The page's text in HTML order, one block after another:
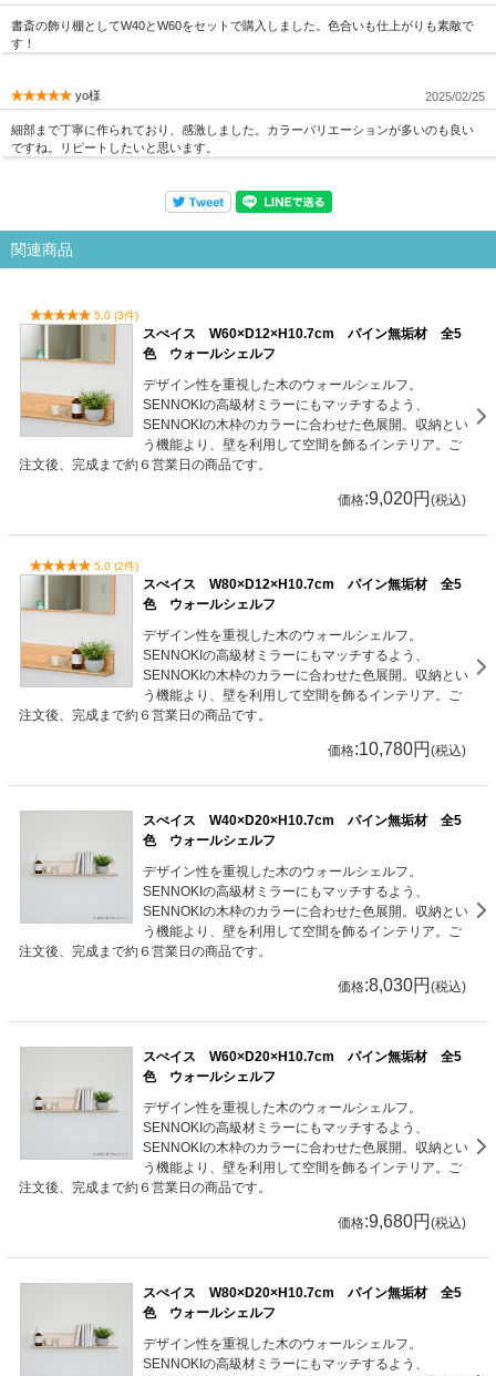
書斎の飾り棚としてW40とW60をセットで購入しました。色合いも仕上がりも素敵で
す！
yo様 2025/02/25
細部まで丁寧に作られており、感激しました。カラーバリエーションが多いのも良い
ですね。リピートしたいと思います。
関連商品
5.0 (3件)
スぺイス W60×D12×H10.7cm パイン無垢材 全5
色 ウォールシェルフ
デザイン性を重視した木のウォールシェルフ。
SENNOKIの高級材ミラーにもマッチするよう、
SENNOKIの木枠のカラーに合わせた色展開。収納とい
う機能より、壁を利用して空間を飾るインテリア。ご
注文後、完成まで約６営業日の商品です。
価格:9,020円 (税込)
5.0 (2件)
スぺイス W80×D12×H10.7cm パイン無垢材 全5
色 ウォールシェルフ
デザイン性を重視した木のウォールシェルフ。
SENNOKIの高級材ミラーにもマッチするよう、
SENNOKIの木枠のカラーに合わせた色展開。収納とい
う機能より、壁を利用して空間を飾るインテリア。ご
注文後、完成まで約６営業日の商品です。
価格:10,780円 (税込)
スぺイス W40×D20×H10.7cm パイン無垢材 全5
色 ウォールシェルフ
デザイン性を重視した木のウォールシェルフ。
SENNOKIの高級材ミラーにもマッチするよう、
SENNOKIの木枠のカラーに合わせた色展開。収納とい
う機能より、壁を利用して空間を飾るインテリア。ご
注文後、完成まで約６営業日の商品です。
価格:8,030円 (税込)
スぺイス W60×D20×H10.7cm パイン無垢材 全5
色 ウォールシェルフ
デザイン性を重視した木のウォールシェルフ。
SENNOKIの高級材ミラーにもマッチするよう、
SENNOKIの木枠のカラーに合わせた色展開。収納とい
う機能より、壁を利用して空間を飾るインテリア。ご
注文後、完成まで約６営業日の商品です。
価格:9,680円 (税込)
スぺイス W80×D20×H10.7cm パイン無垢材 全5
色 ウォールシェルフ
デザイン性を重視した木のウォールシェルフ。
SENNOKIの高級材ミラーにもマッチするよう、